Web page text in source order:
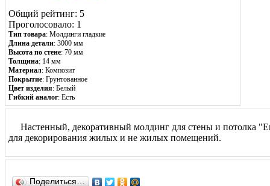
Общий рейтинг: 5
Проголосовало: 1
Тип товара: Молдинги гладкие
Длина детали: 3000 мм
Высота по стене: 70 мм
Толщина: 14 мм
Материал: Композит
Покрытие: Грунтованное
Цвет изделия: Белый
Гибкий аналог: Есть
Настенный, декоративный молдинг для стены и потолка
для декорирования жилых и не жилых помещений.
Поделиться…